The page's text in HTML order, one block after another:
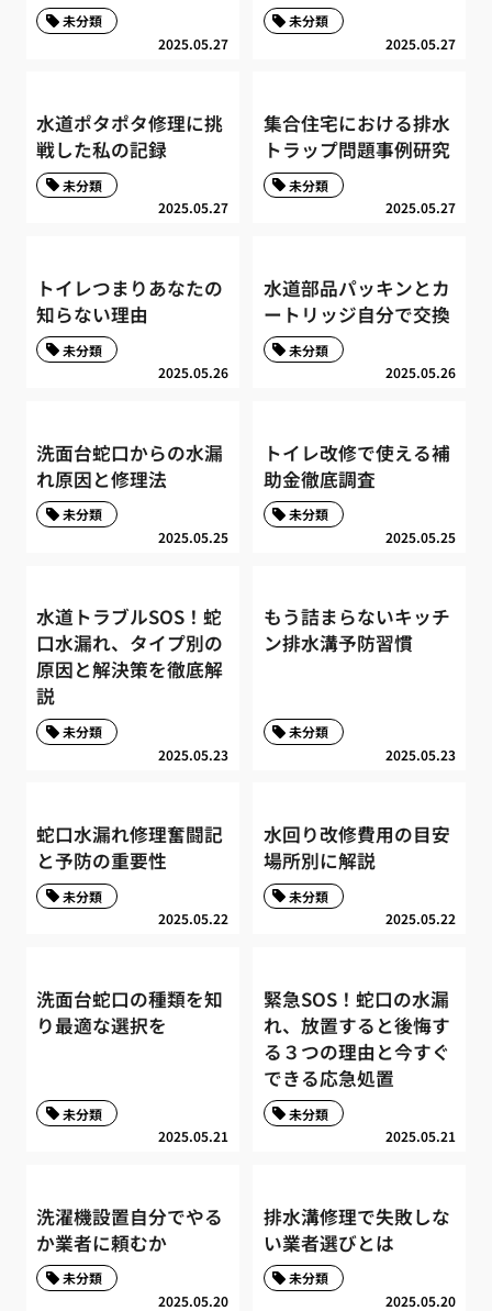
2025.05.27
未分類
2025.05.27
未分類
水道ポタポタ修理に挑
戦した私の記録
2025.05.27
未分類
集合住宅における排水
トラップ問題事例研究
2025.05.27
未分類
トイレつまりあなたの
知らない理由
2025.05.26
未分類
水道部品パッキンとカ
ートリッジ自分で交換
2025.05.26
未分類
洗面台蛇口からの水漏
れ原因と修理法
2025.05.25
未分類
トイレ改修で使える補
助金徹底調査
2025.05.25
未分類
水道トラブルSOS！蛇
口水漏れ、タイプ別の
原因と解決策を徹底解
説
2025.05.23
未分類
もう詰まらないキッチ
ン排水溝予防習慣
2025.05.23
未分類
蛇口水漏れ修理奮闘記
と予防の重要性
2025.05.22
未分類
水回り改修費用の目安
場所別に解説
2025.05.22
未分類
洗面台蛇口の種類を知
り最適な選択を
2025.05.21
未分類
緊急SOS！蛇口の水漏
れ、放置すると後悔す
る３つの理由と今すぐ
できる応急処置
2025.05.21
未分類
洗濯機設置自分でやる
か業者に頼むか
2025.05.20
未分類
排水溝修理で失敗しな
い業者選びとは
2025.05.20
未分類